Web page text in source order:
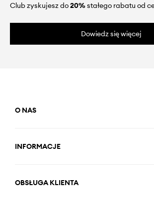
Club zyskujesz do20%stałego rabatu od
Dowiedz się więcej
O NAS
INFORMACJE
OBSŁUGA KLIENTA